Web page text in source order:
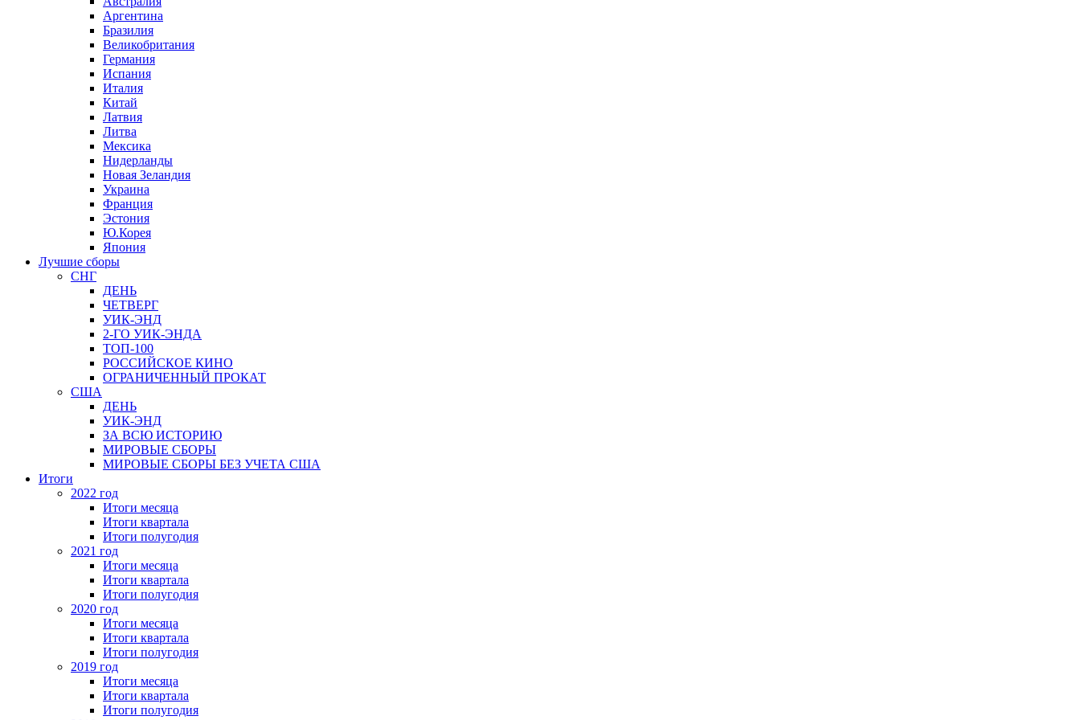
Аргентина
Бразилия
Великобритания
Германия
Испания
Италия
Китай
Латвия
Литва
Мексика
Нидерланды
Новая Зеландия
Украина
Франция
Эстония
Ю.Корея
Япония
Лучшие сборы
СНГ
ДЕНЬ
ЧЕТВЕРГ
УИК-ЭНД
2-ГО УИК-ЭНДА
ТОП-100
РОССИЙСКОЕ КИНО
ОГРАНИЧЕННЫЙ ПРОКАТ
США
ДЕНЬ
УИК-ЭНД
ЗА ВСЮ ИСТОРИЮ
МИРОВЫЕ СБОРЫ
МИРОВЫЕ СБОРЫ БЕЗ УЧЕТА США
Итоги
2022 год
Итоги месяца
Итоги квартала
Итоги полугодия
2021 год
Итоги месяца
Итоги квартала
Итоги полугодия
2020 год
Итоги месяца
Итоги квартала
Итоги полугодия
2019 год
Итоги месяца
Итоги квартала
Итоги полугодия